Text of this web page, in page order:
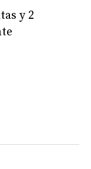
y 2